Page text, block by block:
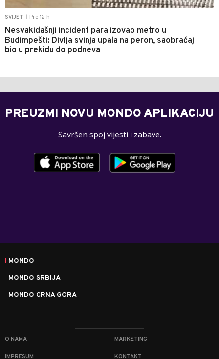
SVIJET Pre 12 h
Nesvakidašnji incident paralizovao metro u
Budimpešti: Divlja svinja upala na peron, saobraćaj
bio u prekidu do podneva
PREUZMI NOVU MONDO APLIKACIJU
Savršen spoj vijesti i zabave.
MONDO
MONDO SRBIJA
MONDO CRNA GORA
O NAMA MARKETING
IMPRESUM KONTAKT